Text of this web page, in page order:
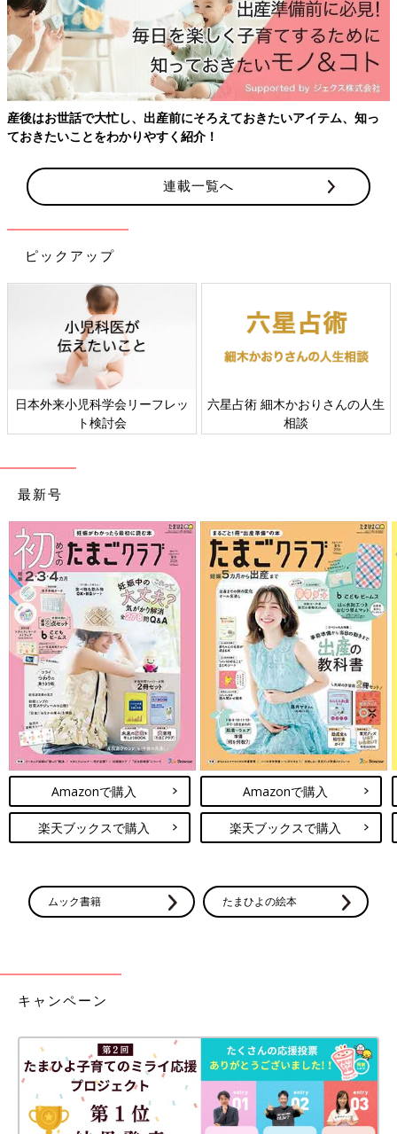
く）やおむつ替えなどをほとんど経験できないまま退院するた
め、不慣れな状態で育児することに悩むママもいます。
赤ちゃんがNICUにいる場合、症状が重く、長く入院しているよ
うな赤ちゃんであれば、その間にママが赤ちゃんのお世話を新生
児科のスタッフから教えてもらったり、育児を相談したりする時
間もできます。また、正期産で生まれた場合、母子同室であれ
産のママはそのどちらでもない状態になりがちなのです。
あるのでしょうか。
市川 ママの性格や赤ちゃんの状況などにもよりますが、後期早
産の場合、ママがNICUに行くと、人工呼吸器や点滴をつけてい
るような、わが子よりももっと重症な赤ちゃんがいることがわか
ります。そうなると遠慮してしまい、わが子が心配でもスタッフ
に相談しにくくなってしまうケースがあるようです。
最近ではとくにママたちのメンタルの重要性が認識されるように
なっているので、医療スタッフも意識して声をかけるようにして
ずあると思います。ぜひ遠慮なく、話しやすいスタッフに相談し
てほしいです。
――退院後に育児の相談をしたり、ママ自身の気持ちを聞いても
らったりできる場所はあるのでしょうか。
市川 病院だけが相談窓口ではありません。後期早産のママたち
にはぜひ、産後ケアを利用してほしいと思っています。産後ケア
は民間のものもありますし、自治体が提供しているものもありま
す。何より産後ケアは、お産で疲れ切ったママの体の回復にもつ
ながります。体が回復すれば、心も元気になります。
話を聞いてもらうのは、産後ケアのスタッフでもいいですが、産
後に自宅訪問に来た保健師などでもいいでしょう。大切なのは
「この人に話したい」「この人なら話を聞いてくれそう」という
人に相談し、話を聞いてもらうことです。
また、後期早産のママたちに話を聞くと、時間がたってから、お
産に対して割り切れない思いを抱えていたことに気づいた、とい
うことがあるようです。気づいたらそのままにしないことが大切
誰かに話したり、あるいは自分の思いを書き出してみることで、
自分の気持ちを客観視できます。モヤモヤした気持ちはなかった
監修／市川香織先生 取材・文／樋口由夏、たまひよONLINE編
正期産に近い日数で生まれる後期早産の赤ちゃん。大きなトラブ
ルはないことが多いですが、退院後、スムーズに育児へ移行でき
るとは限りません。そしてお産から時間がたってから、「思い描
いていた出産と違った」とモヤモヤしてしまうママも。市川先生
からのアドバイスは「そんなときは遠慮なく出産した施設のスタ
産後はお世話で大忙し、出産前にそろえておきたいアイテム、知っ
ておきたいことをわかりやすく紹介！
連載一覧へ
ピックアップ
日本外来小児科学会リーフレッ
ト検討会
六星占術 細木かおりさんの人生
相談
最新号
Amazonで購入
楽天ブックスで購入
Amazonで購入
楽天ブックスで購入
ムック書籍 たまひよの絵本
キャンペーン